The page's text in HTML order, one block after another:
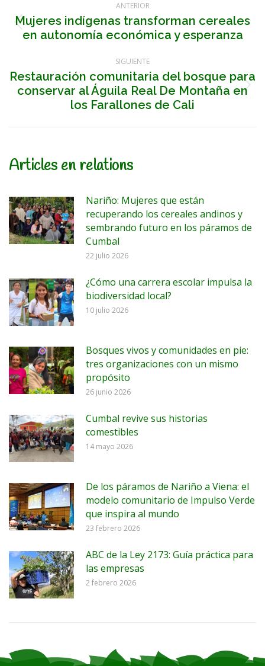
entre
ANTERIOR
Publicación
anterior:
Mujeres indígenas transforman cereales
en autonomía económica y esperanza
SIGUIENTE
Publicación
siguiente:
Restauración comunitaria del bosque para
conservar al Águila Real De Montaña en
los Farallones de Cali
Articles en relations
Nariño: Mujeres que están
recuperando los cereales andinos y
sembrando futuro en los páramos de
Cumbal
22 julio 2026
¿Cómo una carrera escolar impulsa la
biodiversidad local?
10 julio 2026
Bosques vivos y comunidades en pie:
tres organizaciones con un mismo
propósito
26 junio 2026
Cumbal revive sus historias
comestibles
14 mayo 2026
De los páramos de Nariño a Viena: el
modelo comunitario de Impulso Verde
que inspira al mundo
23 febrero 2026
ABC de la Ley 2173: Guía práctica para
las empresas
2 febrero 2026